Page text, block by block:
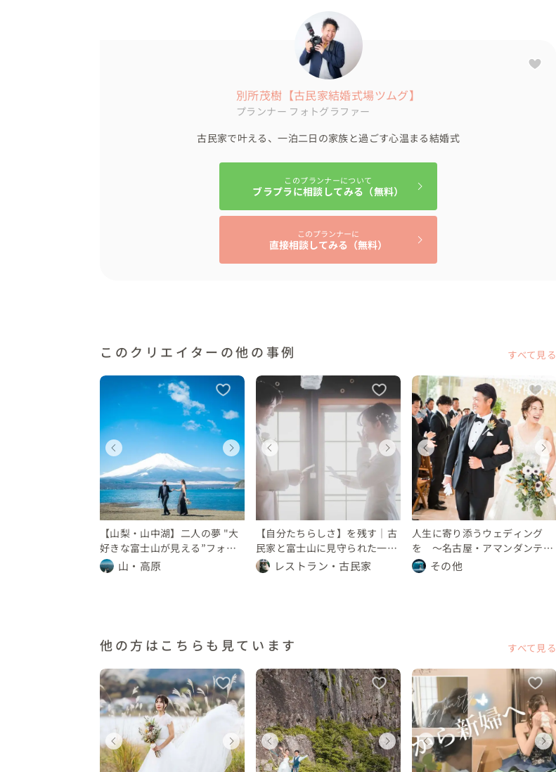
別所茂樹【古民家結婚式場ツムグ】
プランナー フォトグラファー
古民家で叶える、一泊二日の家族と過ごす心温まる結婚式
このプランナーについて
ブラプラに相談してみる（無料）
このプランナーに
直接相談してみる（無料）
このクリエイターの他の事例 すべて見る
ウェディングフォト
山梨県
〜 10 万円
ウェディングフォト
山梨県
〜 10 万円
ウェディングフォト
山梨県
〜 10 万円
【山梨・山中湖】二人の夢 "大
好きな富士山が見える”フォト
ウェディング
山・高原
ウェディング
山梨県
150 〜 200 万円
山梨県
150 〜 200 万円
ウェディング
山梨県
150 〜 200 万円
【自分たちらしさ】を残す｜古
民家と富士山に見守られた一泊
二日の祝言
レストラン・古民家
ウェディングフォト
愛知県
〜 10 万円
ウェディングフォト
愛知県
〜 10 万円
ウェディングフォト
愛知県
〜 10 万円
人生に寄り添うウェディング
を 〜名古屋・アマンダンテラ
ス〜 その他
他の方はこちらも見ています すべて見る
ウェディングフォト
山梨県
ウェディングフォト
山梨県
ウェディングフォト
山梨県
ウェディングフォト
山梨県
ウェディングフォト
山梨県
ウェディングフォト
山梨県
ウェディングフォト
山梨県
ウェディングフォト
山梨県
ウェディングフォト
山梨県